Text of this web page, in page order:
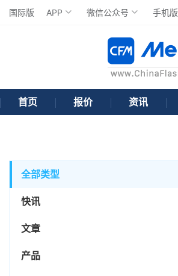
国际版 APP 微信公众号 手机版
首页 报价 资讯
全部类型
快讯
文章
产品